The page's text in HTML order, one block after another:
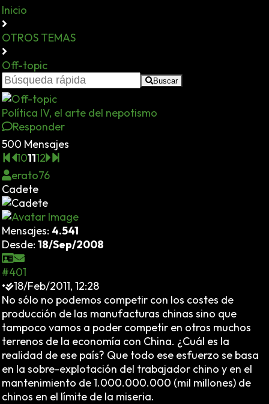
Inicio
OTROS TEMAS
Off-topic
Buscar
Política IV, el arte del nepotismo
Responder
500 Mensajes
101112
erato76
Cadete
Mensajes: 4.541
Desde: 18/Sep/2008
#401
•
18/Feb/2011, 12:28
No sólo no podemos competir con los costes de
producción de las manufacturas chinas sino que
tampoco vamos a poder competir en otros muchos
terrenos de la economía con China. ¿Cuál es la
realidad de ese país? Que todo ese esfuerzo se basa
en la sobre-explotación del trabajador chino y en el
mantenimiento de 1.000.000.000 (mil millones) de
chinos en el límite de la miseria.